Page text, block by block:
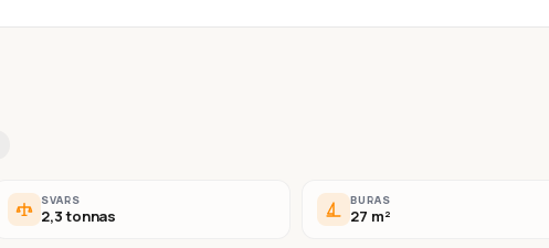
SVARS
2,3 tonnas
BURAS
27 m²